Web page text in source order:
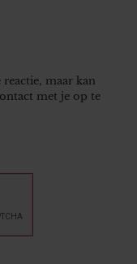
maar kan
met je op te